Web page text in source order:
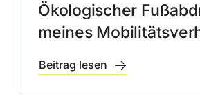
Ökologischer
meines
Beitrag lesen